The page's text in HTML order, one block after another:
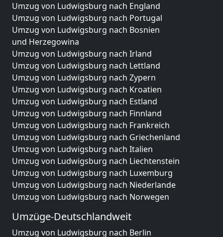
Umzug von Ludwigsburg nach England
Umzug von Ludwigsburg nach Portugal
Umzug von Ludwigsburg nach Bosnien
und Herzegowina
Umzug von Ludwigsburg nach Irland
Umzug von Ludwigsburg nach Lettland
Umzug von Ludwigsburg nach Zypern
Umzug von Ludwigsburg nach Kroatien
Umzug von Ludwigsburg nach Estland
Umzug von Ludwigsburg nach Finnland
Umzug von Ludwigsburg nach Frankreich
Umzug von Ludwigsburg nach Griechenland
Umzug von Ludwigsburg nach Italien
Umzug von Ludwigsburg nach Liechtenstein
Umzug von Ludwigsburg nach Luxemburg
Umzug von Ludwigsburg nach Niederlande
Umzug von Ludwigsburg nach Norwegen
Umzüge-Deutschlandweit
Umzug von Ludwigsburg nach Berlin